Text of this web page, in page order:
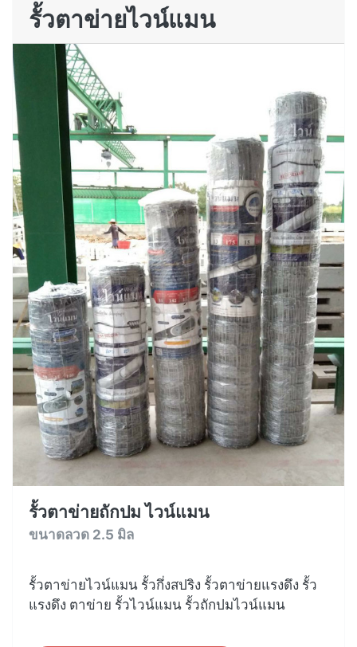
รั้วตาข่ายไวน์แมน
รั้วตาข่ายถักปม ไวน์แมน
ขนาดลวด 2.5 มิล
รั้วตาข่ายไวน์แมน รั้วกึ่งสปริง รั้วตาข่ายแรงดึง รั้ว
แรงดึง ตาข่าย รั้วไวน์แมน รั้วถักปมไวน์แมน